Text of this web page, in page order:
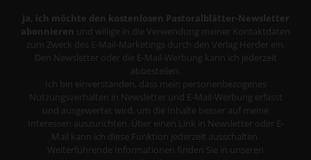
Ja, ich möchte den kostenlosen Pastoralblätter-Newsletter
abonnieren und willige in die Verwendung meiner Kontaktdaten
zum Zweck des E-Mail-Marketings durch den Verlag Herder ein.
Den Newsletter oder die E-Mail-Werbung kann ich jederzeit
abbestellen.
Ich bin einverstanden, dass mein personenbezogenes
Nutzungsverhalten in Newsletter und E-Mail-Werbung erfasst
und ausgewertet wird, um die Inhalte besser auf meine
Interessen auszurichten. Über einen Link in Newsletter oder E-
Mail kann ich diese Funktion jederzeit ausschalten.
Weiterführende Informationen finden Sie in unseren